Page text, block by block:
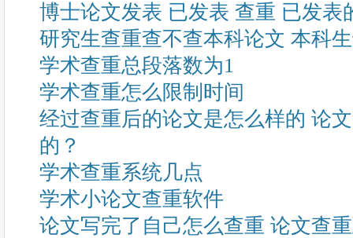
博士论文发表 已发表 查重 已发表
研究生查重查不查本科论文 本科
学术查重总段落数为1
学术查重怎么限制时间
经过查重后的论文是怎么样的 论
的？
学术查重系统几点
学术小论文查重软件
论文写完了自己怎么查重 论文查